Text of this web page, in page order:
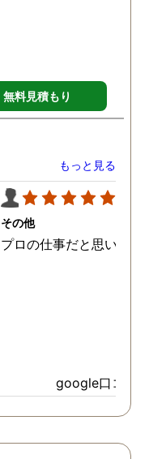
た。 一般的な探偵を雇
かかる費用の相場を他で
いたよりも随分と価格も
拠の映像もとても鮮明で
っかり証拠を獲得するこ
ができ、とてもありがた
ったです。 その後のフ
ーも含めですが、相談さ
ていただくと親身に相談
ってくれるところや、で
いつも親身に相談に乗っ
よく考えてくださってい
無料見積もり
もっと見る
その他
プロの仕事だと思います
google口コミ